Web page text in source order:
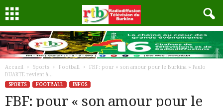
Accueil Sports Football
FBF: pour « son amour pour le Burkina » Paulo
DUARTE revient à...
SPORTS
FOOTBALL INFOS
FBF: pour « son amour pour le